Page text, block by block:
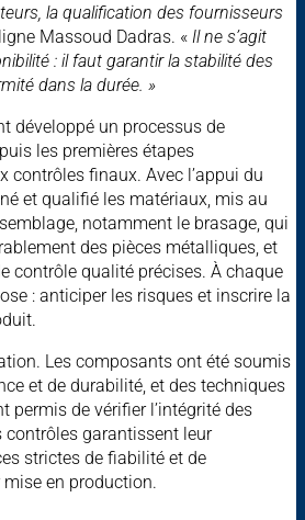
la qualification des fournisseurs
Massoud Dadras. « Il ne s’agit
: il faut garantir la stabilité des
dans la durée. »
développé un processus de
les premières étapes
contrôles finaux. Avec l’appui du
et qualifié les matériaux, mis au
notamment le brasage, qui
des pièces métalliques, et
contrôle qualité précises. À chaque
: anticiper les risques et inscrire la
Les composants ont été soumis
et de durabilité, et des techniques
permis de vérifier l’intégrité des
contrôles garantissent leur
strictes de fiabilité et de
en production.